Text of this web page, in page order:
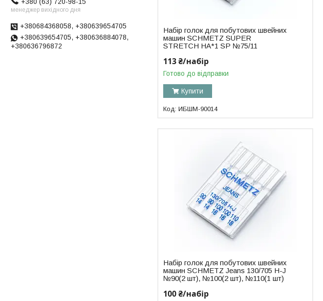
Набір голок для побутових швейних
машин SCHMETZ SUPER
STRETCH HA*1 SP №75/11
113 ₴/набір
Готово до відправки
Купити
ИБШМ-90014
Набір голок для побутових швейних
машин SCHMETZ Jeans 130/705 H-J
№90(2 шт), №100(2 шт), №110(1 шт)
100 ₴/набір
менеджер вихідного дня
+380684368058, +380639654705
+380639654705, +380636884078,
+380636796872